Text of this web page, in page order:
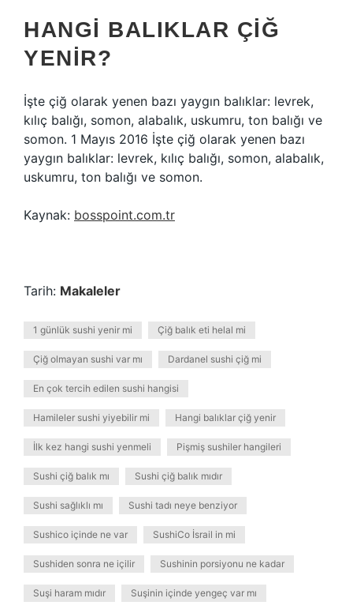
HANGI BALIKLAR ÇIĞ
YENIR?
İşte çiğ olarak yenen bazı yaygın balıklar: levrek,
kılıç balığı, somon, alabalık, uskumru, ton balığı ve
somon. 1 Mayıs 2016 İşte çiğ olarak yenen bazı
yaygın balıklar: levrek, kılıç balığı, somon, alabalık,
uskumru, ton balığı ve somon.
Kaynak: bosspoint.com.tr
Tarih: Makaleler
1 günlük sushi yenir mi Çiğ balık eti helal mi
Çiğ olmayan sushi var mı Dardanel sushi çiğ mi
En çok tercih edilen sushi hangisi
Hamileler sushi yiyebilir mi Hangi balıklar çiğ yenir
İlk kez hangi sushi yenmeli Pişmiş sushiler hangileri
Sushi çiğ balık mı Sushi çiğ balık mıdır
Sushi sağlıklı mı Sushi tadı neye benziyor
Sushico içinde ne var SushiCo İsrail in mi
Sushiden sonra ne içilir Sushinin porsiyonu ne kadar
Suşi haram mıdır Suşinin içinde yengeç var mı